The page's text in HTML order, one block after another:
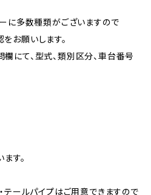
に多数種類がございますので
お願いします。
にて、型式、類別区分、車台番号
す。
テールパイプはご用意できますので